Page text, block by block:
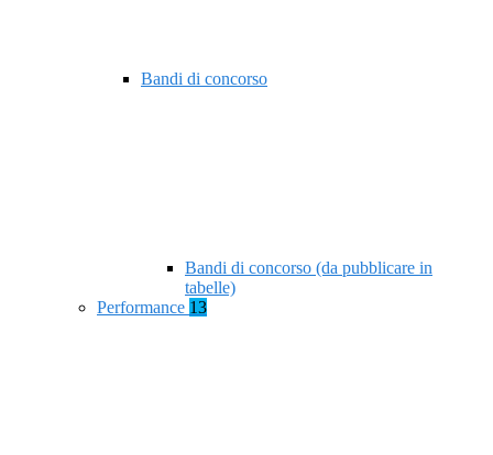
Bandi di concorso
Bandi di concorso (da pubblicare in
tabelle)
Performance 13